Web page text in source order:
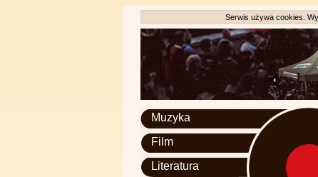
Serwis używa cookies.
Muzyka
Film
Literatura